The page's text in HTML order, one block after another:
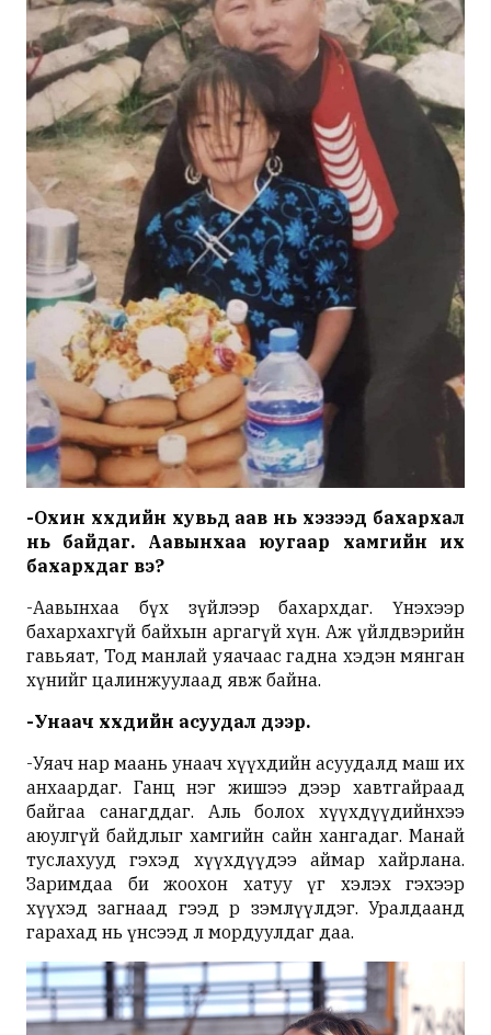
-Охин хүүхдийн хувьд аав нь хэзээд бахархал
нь байдаг. Аавынхаа юугаар хамгийн их
бахархдаг вэ?
-Аавынхаа бүх зүйлээр бахархдаг. Үнэхээр
бахархахгүй байхын аргагүй хүн. Аж үйлдвэрийн
гавьяат, Тод манлай уяачаас гадна хэдэн мянган
хүнийг цалинжуулаад явж байна.
-Унаач хүүхдийн асуудал дээр.
-Уяач нар маань унаач хүүхдийн асуудалд маш их
анхаардаг. Ганц нэг жишээ дээр хавтгайраад
байгаа санагддаг. Аль болох хүүхдүүдийнхээ
аюулгүй байдлыг хамгийн сайн хангадаг. Манай
туслахууд гэхэд хүүхдүүдээ аймар хайрлана.
Заримдаа би жоохон хатуу үг хэлэх гэхээр
хүүхэдзагнаад гээд өөрөө зэмлүүлдэг. Уралдаанд
гарахад нь үнсээд л мордуулдаг даа.